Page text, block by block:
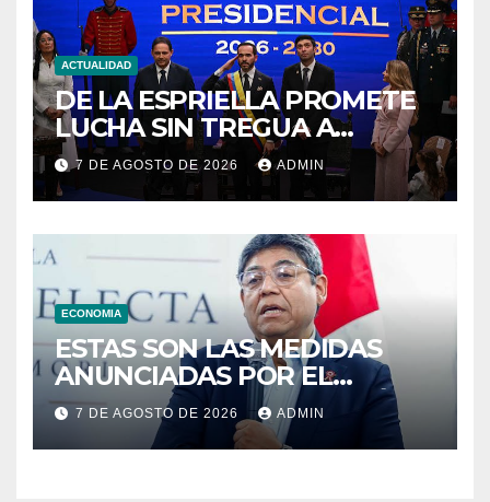
ACTUALIDAD
DE LA ESPRIELLA PROMETE
LUCHA SIN TREGUA A
«NARCOTERRORISMO»
7 DE AGOSTO DE 2026 ADMIN
ECONOMIA
ESTAS SON LAS MEDIDAS
ANUNCIADAS POR EL
MINISTERIO DE ECONOMÍA Y
FINANZAS
7 DE AGOSTO DE 2026 ADMIN